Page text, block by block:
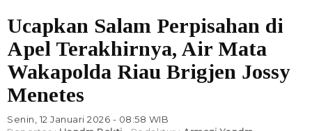
Ucapkan Salam Perpisahan di
Apel Terakhirnya, Air Mata
Wakapolda Riau Brigjen Jossy
Menetes
Senin, 12 Januari 2026 - 08:58 WIB